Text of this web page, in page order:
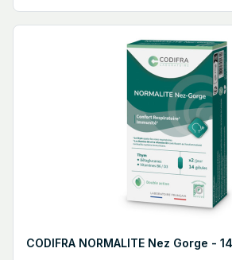
CODIFRA NORMALITE Nez Gorge -